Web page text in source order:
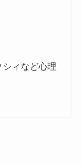
シィなど心理